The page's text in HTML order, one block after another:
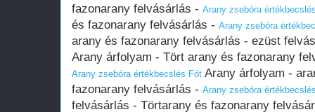
fazonarany felvásárlás - Arany zsebóra
és fazonarany felvásárlás - Arany zsebóra
arany és fazonarany felvásárlás - ezüst
Arany árfolyam - Tört arany és fazonarany
Arany zsebóra értékbecslés Fót Arany árfolyam -
fazonarany felvásárlás - Arany zsebóra
felvásárlás - Törtarany és fazonarany